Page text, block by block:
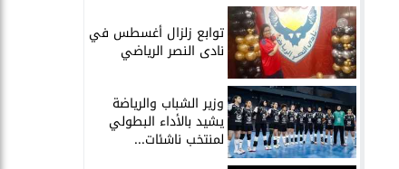
توابع زلزال أغسطس في
نادى النصر الرياضي
وزير الشباب والرياضة
يشيد بالأداء البطولي
لمنتخب ناشئات...